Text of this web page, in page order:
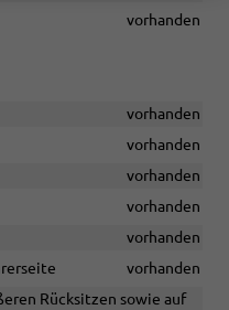
vorhanden
vorhanden
vorhanden
vorhanden
vorhanden
vorhanden
vorhanden
Rücksitzen sowie auf